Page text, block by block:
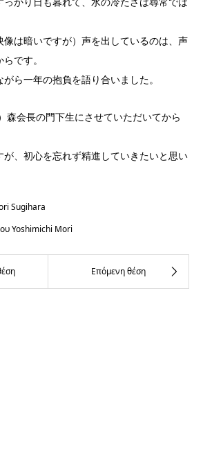
は暗いですが）声を出しているのは、声
です。
ら一年の抱負を語り合いました。
森会長の門下生にさせていただいてから
が、初心を忘れず精進していきたいと思い
Sugihara
Yoshimichi Mori